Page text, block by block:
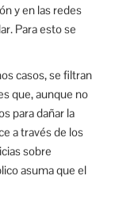
y en las redes
Para esto se
casos, se filtran
que, aunque no
para dañar la
a través de los
sobre
asuma que el